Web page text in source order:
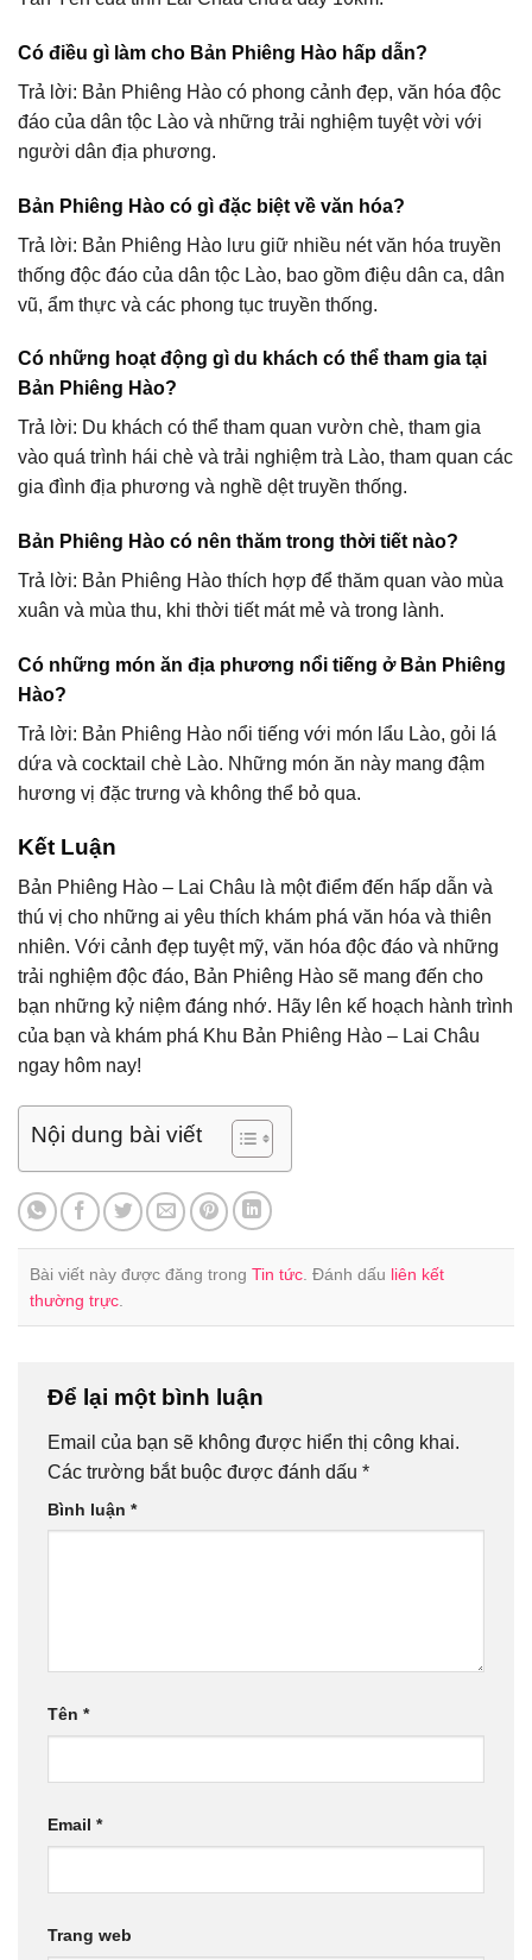
Có điều gì làm cho Bản Phiêng Hào hấp dẫn?
Trả lời: Bản Phiêng Hào có phong cảnh đẹp, văn hóa độc
đáo của dân tộc Lào và những trải nghiệm tuyệt vời với
người dân địa phương.
Bản Phiêng Hào có gì đặc biệt về văn hóa?
Trả lời: Bản Phiêng Hào lưu giữ nhiều nét văn hóa truyền
thống độc đáo của dân tộc Lào, bao gồm điệu dân ca, dân
vũ, ẩm thực và các phong tục truyền thống.
Có những hoạt động gì du khách có thể tham gia tại
Bản Phiêng Hào?
Trả lời: Du khách có thể tham quan vườn chè, tham gia
vào quá trình hái chè và trải nghiệm trà Lào, tham quan các
gia đình địa phương và nghề dệt truyền thống.
Bản Phiêng Hào có nên thăm trong thời tiết nào?
Trả lời: Bản Phiêng Hào thích hợp để thăm quan vào mùa
xuân và mùa thu, khi thời tiết mát mẻ và trong lành.
Có những món ăn địa phương nổi tiếng ở Bản Phiêng
Hào?
Trả lời: Bản Phiêng Hào nổi tiếng với món lẩu Lào, gỏi lá
dứa và cocktail chè Lào. Những món ăn này mang đậm
hương vị đặc trưng và không thể bỏ qua.
Kết Luận
Bản Phiêng Hào – Lai Châu là một điểm đến hấp dẫn và
thú vị cho những ai yêu thích khám phá văn hóa và thiên
nhiên. Với cảnh đẹp tuyệt mỹ, văn hóa độc đáo và những
trải nghiệm độc đáo, Bản Phiêng Hào sẽ mang đến cho
bạn những kỷ niệm đáng nhớ. Hãy lên kế hoạch hành trình
của bạn và khám phá Khu Bản Phiêng Hào – Lai Châu
ngay hôm nay!
Nội dung bài viết
Bài viết này được đăng trong Tin tức . Đánh dấu liên kết
thường trực
Để lại một bình luận
Email của bạn sẽ không được hiển thị công khai.
Các trường bắt buộc được đánh dấu *
Bình luận *
Tên *
Email *
Trang web